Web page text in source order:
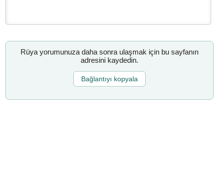
Rüya yorumunuza daha sonra ulaşmak için bu sayfanın
adresini kaydedin.
Bağlantıyı kopyala